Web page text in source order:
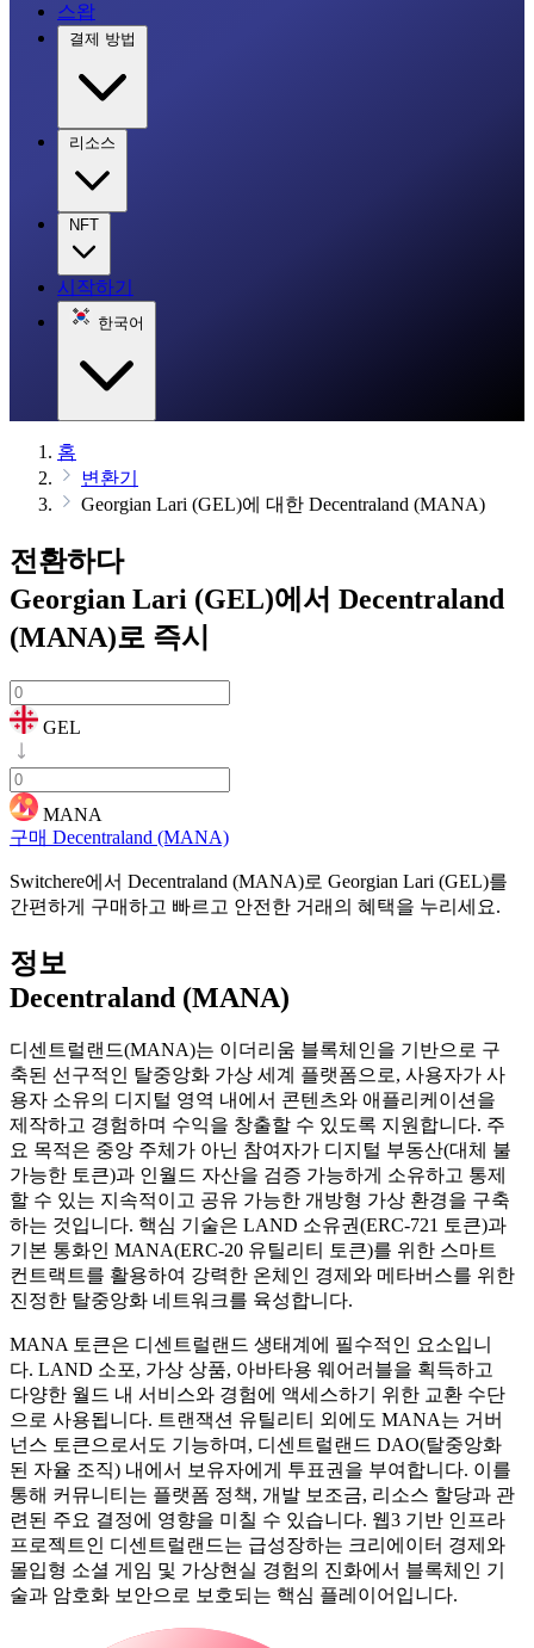
스왑
결제 방법
리소스
NFT
시작하기
한국어
홈
변환기
Georgian Lari (GEL)에 대한 Decentraland (MANA)
전환하다
Georgian Lari (GEL)에서 Decentraland
(MANA)로 즉시
GEL
MANA
구매 Decentraland (MANA)
Switchere에서 Decentraland (MANA)로 Georgian Lari (GEL)를
간편하게 구매하고 빠르고 안전한 거래의 혜택을 누리세요.
정보
Decentraland (MANA)
디센트럴랜드(MANA)는 이더리움 블록체인을 기반으로 구
축된 선구적인 탈중앙화 가상 세계 플랫폼으로, 사용자가 사
용자 소유의 디지털 영역 내에서 콘텐츠와 애플리케이션을
제작하고 경험하며 수익을 창출할 수 있도록 지원합니다. 주
요 목적은 중앙 주체가 아닌 참여자가 디지털 부동산(대체 불
가능한 토큰)과 인월드 자산을 검증 가능하게 소유하고 통제
할 수 있는 지속적이고 공유 가능한 개방형 가상 환경을 구축
하는 것입니다. 핵심 기술은 LAND 소유권(ERC-721 토큰)과
기본 통화인 MANA(ERC-20 유틸리티 토큰)를 위한 스마트
컨트랙트를 활용하여 강력한 온체인 경제와 메타버스를 위한
진정한 탈중앙화 네트워크를 육성합니다.
MANA 토큰은 디센트럴랜드 생태계에 필수적인 요소입니
다. LAND 소포, 가상 상품, 아바타용 웨어러블을 획득하고
다양한 월드 내 서비스와 경험에 액세스하기 위한 교환 수단
으로 사용됩니다. 트랜잭션 유틸리티 외에도 MANA는 거버
넌스 토큰으로서도 기능하며, 디센트럴랜드 DAO(탈중앙화
된 자율 조직) 내에서 보유자에게 투표권을 부여합니다. 이를
통해 커뮤니티는 플랫폼 정책, 개발 보조금, 리소스 할당과 관
련된 주요 결정에 영향을 미칠 수 있습니다. 웹3 기반 인프라
프로젝트인 디센트럴랜드는 급성장하는 크리에이터 경제와
몰입형 소셜 게임 및 가상현실 경험의 진화에서 블록체인 기
술과 암호화 보안으로 보호되는 핵심 플레이어입니다.